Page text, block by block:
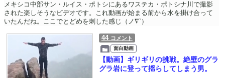
メキシコ中部サン・ルイス・ポトシにあるワステカ・ポトシナ川で撮影
された楽しそうなビデオです。これ動画が始まる前から水を掛け合って
いたんだね。ここでとどめを刺した感じ（ノ∇`）
44 コメント
面白動画
【動画】ギリギリの挑戦。絶壁のグラ
グラ岩に登って揺らしてしまう男。